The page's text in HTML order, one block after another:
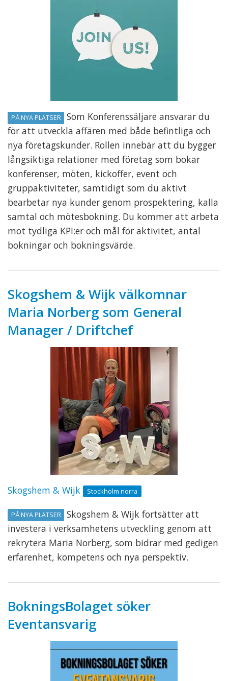
PÅ NYA PLATSER
Som Konferenssäljare ansvarar du
för att utveckla affären med både befintliga och
nya företagskunder. Rollen innebär att du bygger
långsiktiga relationer med företag som bokar
konferenser, möten, kickoffer, event och
gruppaktiviteter, samtidigt som du aktivt
bearbetar nya kunder genom prospektering, kalla
samtal och mötesbokning. Du kommer att arbeta
mot tydliga KPI:er och mål för aktivitet, antal
bokningar och bokningsvärde.
Skogshem & Wijk välkomnar
Maria Norberg som General
Manager / Driftchef
Skogshem & Wijk Stockholm norra
PÅ NYA PLATSER
Skogshem & Wijk fortsätter att
investera i verksamhetens utveckling genom att
rekrytera Maria Norberg, som bidrar med gedigen
erfarenhet, kompetens och nya perspektiv.
BokningsBolaget söker
Eventansvarig